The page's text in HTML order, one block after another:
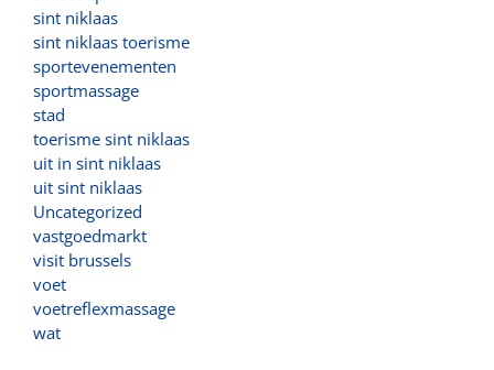
sint niklaas
sint niklaas toerisme
sportevenementen
sportmassage
stad
toerisme sint niklaas
uit in sint niklaas
uit sint niklaas
Uncategorized
vastgoedmarkt
visit brussels
voet
voetreflexmassage
wat